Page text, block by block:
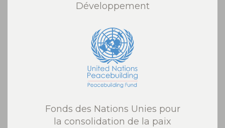
Développement
Fonds des Nations Unies pour
la consolidation de la paix